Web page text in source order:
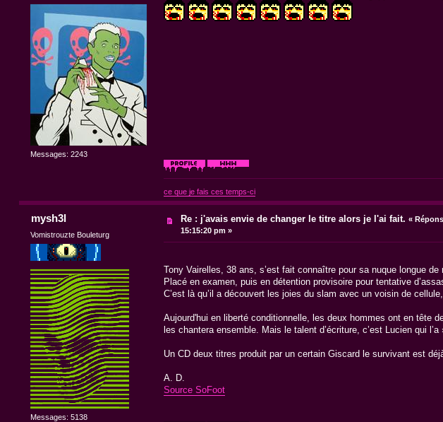
Messages: 2243
ce que je fais ces temps-ci
mysh3l
Vomistrouzte Bouleturg
Messages: 5138
Re : j'avais envie de changer le titre alors je l'ai fait. «
15:15:20 pm »
Tony Vairelles, 38 ans, s’est fait connaître pour sa nuque longue
Placé en examen, puis en détention provisoire pour tentative
C’est là qu’il a découvert les joies du slam avec un voisin de
Aujourd'hui en liberté conditionnelle, les deux hommes ont en tête
les chantera ensemble. Mais le talent d’écriture, c’est Lucien qui
Un CD deux titres produit par un certain Giscard le survivant est
A. D.
Source SoFoot